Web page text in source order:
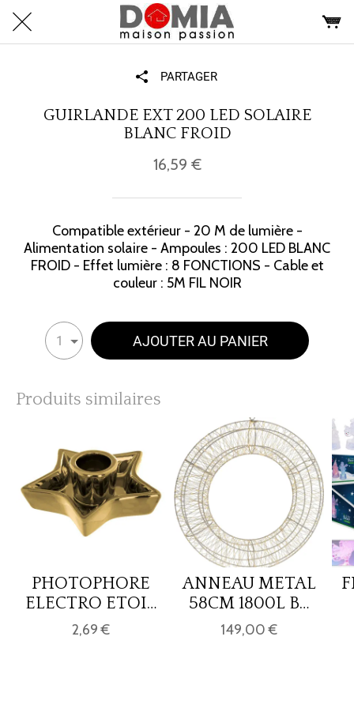
PARTAGER
GUIRLANDE EXT 200 LED SOLAIRE
BLANC FROID
16,59 €
Compatible extérieur - 20 M de lumière -
Alimentation solaire - Ampoules : 200 LED BLANC
FROID - Effet lumière : 8 FONCTIONS - Cable et
couleur : 5M FIL NOIR
1 AJOUTER AU PANIER
Produits similaires
PHOTOPHORE
ELECTRO ETOIL
D10,5 OR
2,69 €
ANNEAU METAL
58CM 1800L BL
CH
149,00 €